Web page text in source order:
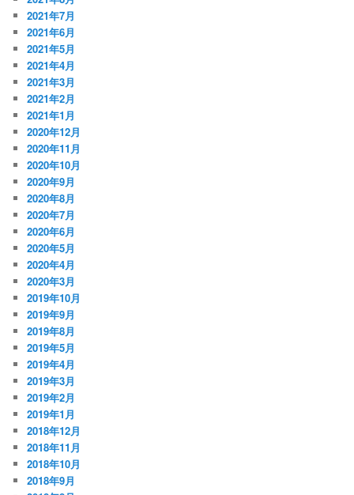
2021年7月
2021年6月
2021年5月
2021年4月
2021年3月
2021年2月
2021年1月
2020年12月
2020年11月
2020年10月
2020年9月
2020年8月
2020年7月
2020年6月
2020年5月
2020年4月
2020年3月
2019年10月
2019年9月
2019年8月
2019年5月
2019年4月
2019年3月
2019年2月
2019年1月
2018年12月
2018年11月
2018年10月
2018年9月